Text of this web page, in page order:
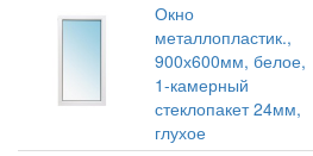
Окно
металлопластик.,
900х600мм, белое,
1-камерный
стеклопакет 24мм,
глухое